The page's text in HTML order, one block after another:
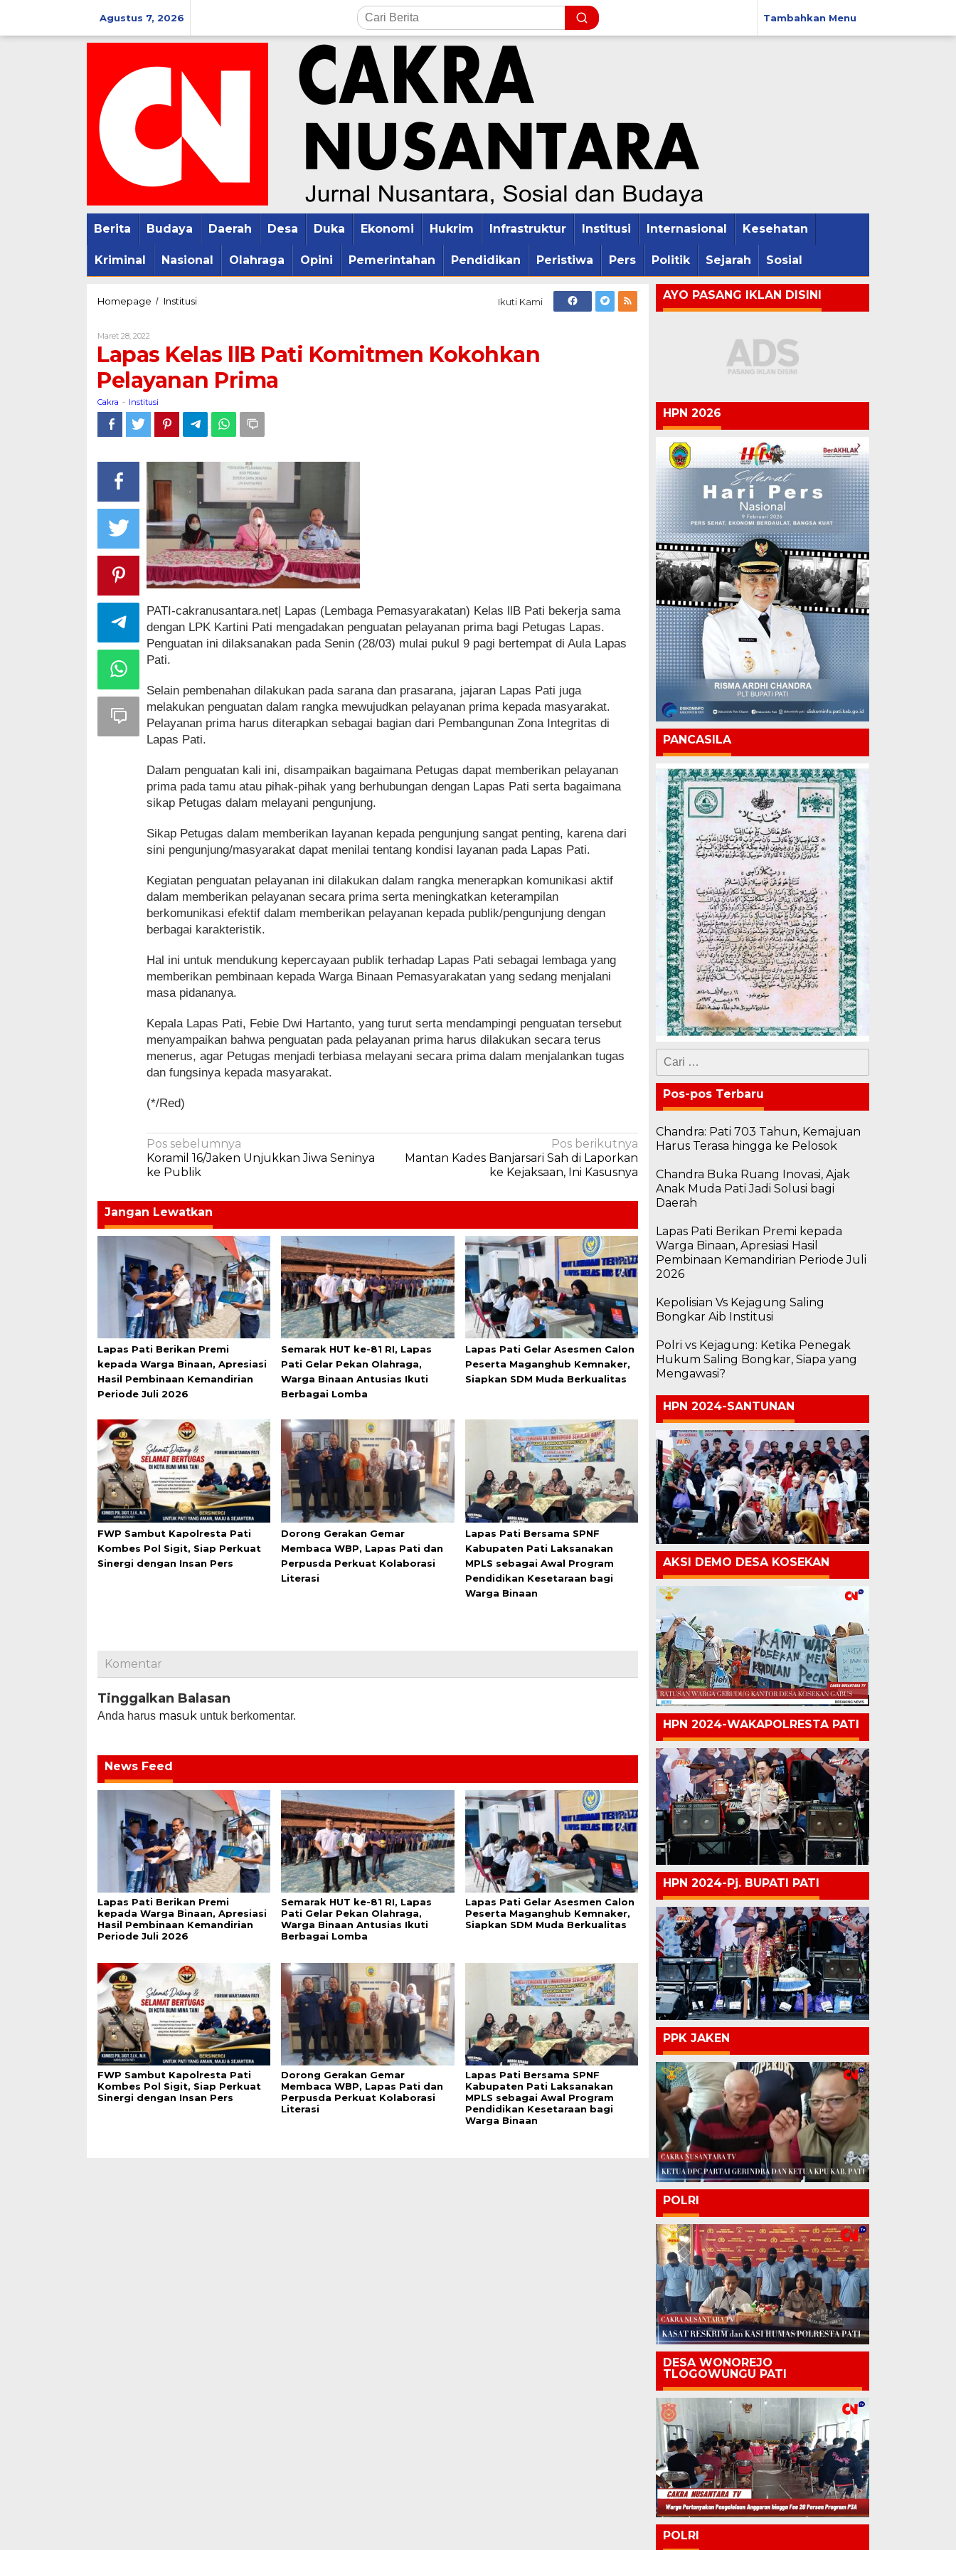
konten
Agustus 7, 2026 Tambahkan Menu
Berita Budaya Daerah Desa Duka Ekonomi Hukrim Infrastruktur Institusi Internasional Kesehatan
Kriminal Nasional Olahraga Opini Pemerintahan Pendidikan Peristiwa Pers Politik Sejarah Sosial
Homepage / InstitusiLapas
Komitmen
Kokohkan
Pelayanan
Ikuti Kami
Maret 28, 2022
Cakra
Lapas Kelas llB Pati Komitmen Kokohkan
Pelayanan Prima
Cakra - Institusi
PATI-cakranusantara.net| Lapas (Lembaga Pemasyarakatan) Kelas llB Pati bekerja sama
dengan LPK Kartini Pati mengadakan penguatan pelayanan prima bagi Petugas Lapas.
Penguatan ini dilaksanakan pada Senin (28/03) mulai pukul 9 pagi bertempat di Aula Lapas
Pati.
Selain pembenahan dilakukan pada sarana dan prasarana, jajaran Lapas Pati juga
melakukan penguatan dalam rangka mewujudkan pelayanan prima kepada masyarakat.
Pelayanan prima harus diterapkan sebagai bagian dari Pembangunan Zona Integritas di
Lapas Pati.
Dalam penguatan kali ini, disampaikan bagaimana Petugas dapat memberikan pelayanan
prima pada tamu atau pihak-pihak yang berhubungan dengan Lapas Pati serta bagaimana
sikap Petugas dalam melayani pengunjung.
Sikap Petugas dalam memberikan layanan kepada pengunjung sangat penting, karena dari
sini pengunjung/masyarakat dapat menilai tentang kondisi layanan pada Lapas Pati.
Kegiatan penguatan pelayanan ini dilakukan dalam rangka menerapkan komunikasi aktif
dalam memberikan pelayanan secara prima serta meningkatkan keterampilan
berkomunikasi efektif dalam memberikan pelayanan kepada publik/pengunjung dengan
berbagai karakteristik.
Hal ini untuk mendukung kepercayaan publik terhadap Lapas Pati sebagai lembaga yang
memberikan pembinaan kepada Warga Binaan Pemasyarakatan yang sedang menjalani
masa pidananya.
Kepala Lapas Pati, Febie Dwi Hartanto, yang turut serta mendampingi penguatan tersebut
menyampaikan bahwa penguatan pada pelayanan prima harus dilakukan secara terus
menerus, agar Petugas menjadi terbiasa melayani secara prima dalam menjalankan tugas
dan fungsinya kepada masyarakat.
(*/Red)
Navigasi
pos
Pos sebelumnya
Koramil 16/Jaken Unjukkan Jiwa Seninya
ke Publik
Pos berikutnya
Mantan Kades Banjarsari Sah di Laporkan
ke Kejaksaan, Ini Kasusnya
Jangan Lewatkan
Lapas Pati Berikan Premi
kepada Warga Binaan, Apresiasi
Hasil Pembinaan Kemandirian
Periode Juli 2026
Semarak HUT ke-81 RI, Lapas
Pati Gelar Pekan Olahraga,
Warga Binaan Antusias Ikuti
Berbagai Lomba
Lapas Pati Gelar Asesmen Calon
Peserta Maganghub Kemnaker,
Siapkan SDM Muda Berkualitas
FWP Sambut Kapolresta Pati
Kombes Pol Sigit, Siap Perkuat
Sinergi dengan Insan Pers
Dorong Gerakan Gemar
Membaca WBP, Lapas Pati dan
Perpusda Perkuat Kolaborasi
Literasi
Lapas Pati Bersama SPNF
Kabupaten Pati Laksanakan
MPLS sebagai Awal Program
Pendidikan Kesetaraan bagi
Warga Binaan
Komentar
Tinggalkan Balasan
Anda harus masuk untuk berkomentar.
News Feed
Lapas Pati Berikan Premi
kepada Warga Binaan, Apresiasi
Hasil Pembinaan Kemandirian
Periode Juli 2026
Semarak HUT ke-81 RI, Lapas
Pati Gelar Pekan Olahraga,
Warga Binaan Antusias Ikuti
Berbagai Lomba
Lapas Pati Gelar Asesmen Calon
Peserta Maganghub Kemnaker,
Siapkan SDM Muda Berkualitas
FWP Sambut Kapolresta Pati
Kombes Pol Sigit, Siap Perkuat
Sinergi dengan Insan Pers
Dorong Gerakan Gemar
Membaca WBP, Lapas Pati dan
Perpusda Perkuat Kolaborasi
Literasi
Lapas Pati Bersama SPNF
Kabupaten Pati Laksanakan
MPLS sebagai Awal Program
Pendidikan Kesetaraan bagi
Warga Binaan
AYO PASANG IKLAN DISINI
HPN 2026
PANCASILA
Cari
untuk:
Pos-pos Terbaru
Chandra: Pati 703 Tahun, Kemajuan
Harus Terasa hingga ke Pelosok
Chandra Buka Ruang Inovasi, Ajak
Anak Muda Pati Jadi Solusi bagi
Daerah
Lapas Pati Berikan Premi kepada
Warga Binaan, Apresiasi Hasil
Pembinaan Kemandirian Periode Juli
2026
Kepolisian Vs Kejagung Saling
Bongkar Aib Institusi
Polri vs Kejagung: Ketika Penegak
Hukum Saling Bongkar, Siapa yang
Mengawasi?
HPN 2024-SANTUNAN
AKSI DEMO DESA KOSEKAN
HPN 2024-WAKAPOLRESTA PATI
HPN 2024-Pj. BUPATI PATI
PPK JAKEN
POLRI
DESA WONOREJO
TLOGOWUNGU PATI
POLRI